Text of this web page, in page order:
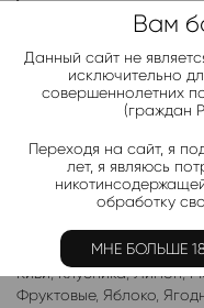
Telegram-канал
Актуальные новинки
Добавить в
Категории: Жидкость
Электронки:
Арбуз ,Бабл-Гам,
Киви,Клубника,Лимон,
Фруктовые, Яблоко
Вам
Данный сайт не
исключительно
совершеннолетних
(граждан
Переходя на сайт, я
лет, я являюсь
обработку
МНЕ БОЛЬШЕ 18